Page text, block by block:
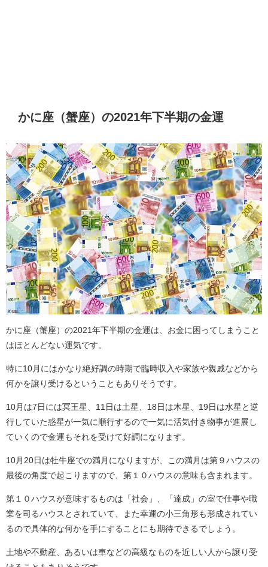
かに座（蟹座）の2021年下半期の金運
かに座（蟹座）の2021年下半期の金運は、お金に困ってしまうこと
はほとんどない運気です。
特に10月にはかなり絶好調の時期で臨時収入や家族や親戚などから
何かを譲り受けるということもありそうです。
10月は7日には冥王星、11日は土星、18日は木星、19日は水星と逆
行していた惑星が一気に順行するので一気に活気付き物事が進展し
ていくので金運もそれを受けて好調になります。
10月20日は牡牛座での満月になりますが、この満月は第９ハウスの
最後の角度で起こりますので、第１０ハウスの意味も含まれます。
第１０ハウスが意味するものは「社会」、「達成」の室で仕事や職
業を司るハウスとされていて、また幸運の小三角形も形成されてい
るので具体的な何かを手にすることにも期待できるでしょう。
土地や不動産、あるいは車などの高級なものを近しい人から譲り受